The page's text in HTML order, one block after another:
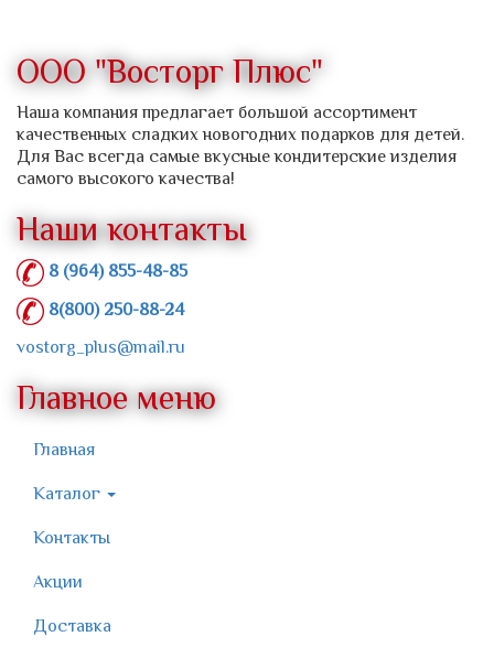
ООО "Восторг Плюс"
Наша компания предлагает большой ассортимент
качественных сладких новогодних подарков для детей.
Для Вас всегда самые вкусные кондитерские изделия
самого высокого качества!
Наши контакты
8 (964) 855-48-85
8(800) 250-88-24
vostorg_plus@mail.ru
Главное меню
Главная
Каталог
Контакты
Акции
Доставка